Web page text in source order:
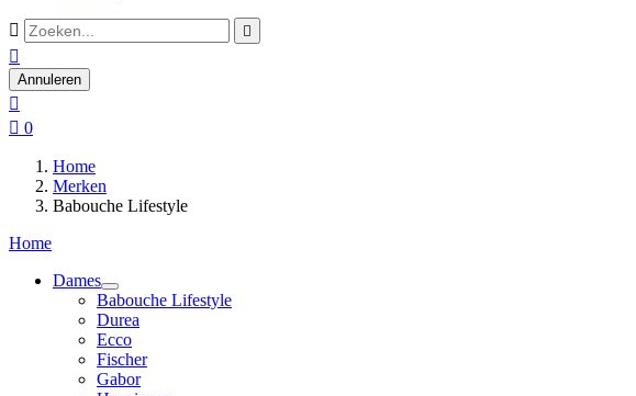
 

Annuleren

 0
Home
Merken
Babouche Lifestyle
Home
Dames
Babouche Lifestyle
Durea
Ecco
Fischer
Gabor